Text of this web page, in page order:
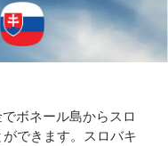
ボネール島からスロ
できます。 スロバキ